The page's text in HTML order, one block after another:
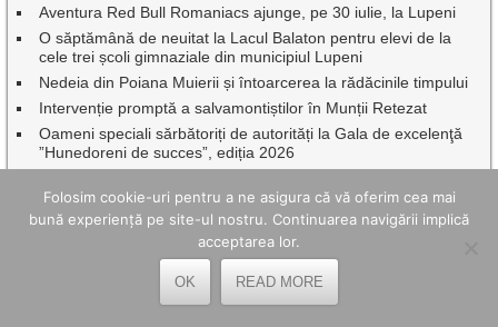
Aventura Red Bull Romaniacs ajunge, pe 30 iulie, la Lupeni
O săptămână de neuitat la Lacul Balaton pentru elevi de la
cele trei școli gimnaziale din municipiul Lupeni
Nedeia din Poiana Muierii și întoarcerea la rădăcinile timpului
Intervenție promptă a salvamontiștilor în Munții Retezat
Oameni speciali sărbătoriți de autorități la Gala de excelenţă
”Hunedoreni de succes”, ediția 2026
liber.
Cum reduci costurile de livrare pentru magazinul online – 7
Vin Zilele Municipiului Petroșani, cu Oana Radu, Aurel Tămaș
Istoria prinde viață la Ulpia Traiana Sarmizegetusa, de Ziua
Folosim cookie-uri pentru a ne asigura că vă oferim cea mai
bună experiență pe site-ul nostru. Continuarea navigării implică
acceptarea lor.
OK READ MORE